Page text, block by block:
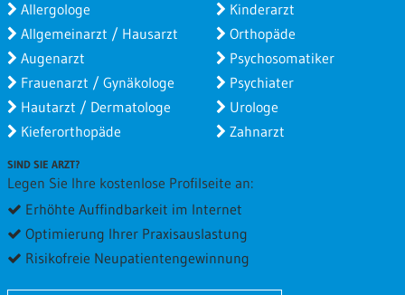
Allergologe
Allgemeinarzt / Hausarzt
Augenarzt
Frauenarzt / Gynäkologe
Hautarzt / Dermatologe
Kieferorthopäde
Kinderarzt
Orthopäde
Psychosomatiker
Psychiater
Urologe
Zahnarzt
SIND SIE ARZT?
Legen Sie Ihre kostenlose Profilseite an:
Erhöhte Auffindbarkeit im Internet
Optimierung Ihrer Praxisauslastung
Risikofreie Neupatientengewinnung